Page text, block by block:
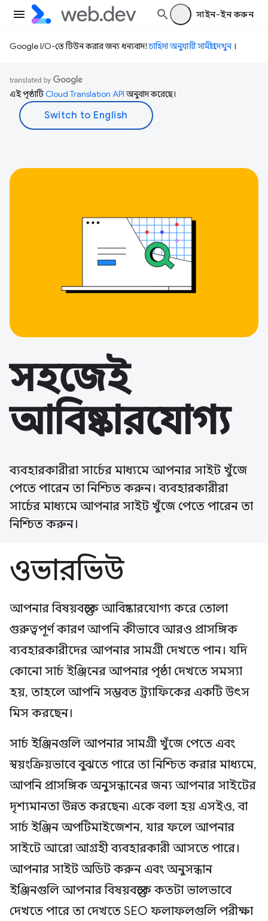
সাইন-ইন করুন
Google I/O-তে টিউন করার জন্য ধন্যবাদ!চাহিদা অনুযায়ী সামগ্রী দেখুন।
এই পৃষ্ঠাটিCloud Translation APIঅনুবাদ করেছে।
সহজেই
আবিষ্কারযোগ্য
ব্যবহারকারীরা সার্চের মাধ্যমে আপনার সাইট খুঁজে
পেতে পারেন তা নিশ্চিত করুন। ব্যবহারকারীরা
সার্চের মাধ্যমে আপনার সাইট খুঁজে পেতে পারেন তা
নিশ্চিত করুন।
ওভারভিউ
আপনার বিষয়বস্তুকে আবিষ্কারযোগ্য করে তোলা
গুরুত্বপূর্ণ কারণ আপনি কীভাবে আরও প্রাসঙ্গিক
ব্যবহারকারীদের আপনার সামগ্রী দেখতে পান। যদি
কোনো সার্চ ইঞ্জিনের আপনার পৃষ্ঠা দেখতে সমস্যা
হয়, তাহলে আপনি সম্ভবত ট্র্যাফিকের একটি উৎস
মিস করছেন।
সার্চ ইঞ্জিনগুলি আপনার সামগ্রী খুঁজে পেতে এবং
স্বয়ংক্রিয়ভাবে বুঝতে পারে তা নিশ্চিত করার মাধ্যমে,
আপনি প্রাসঙ্গিক অনুসন্ধানের জন্য আপনার সাইটের
দৃশ্যমানতা উন্নত করছেন৷ একে বলা হয় এসইও, বা
সার্চ ইঞ্জিন অপটিমাইজেশন, যার ফলে আপনার
সাইটে আরো আগ্রহী ব্যবহারকারী আসতে পারে।
আপনার সাইট অডিট করুন এবং অনুসন্ধান
ইঞ্জিনগুলি আপনার বিষয়বস্তুকে কতটা ভালভাবে
দেখতে পারে তা দেখতে SEO ফলাফলগুলি পরীক্ষা